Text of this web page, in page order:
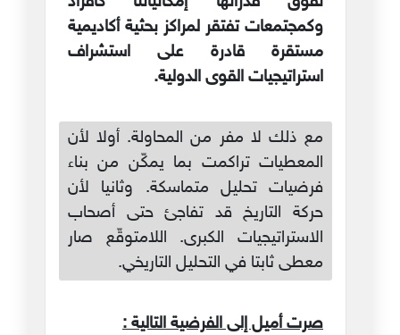
وكمجتمعات تفتقر لمراكز بحثية أكاديمية
مستقرة قادرة على استشراف
استراتيجيات القوى الدولية.
مع ذلك لا مفر من المحاولة. أولا لأن
المعطيات تراكمت بما يمكّن من بناء
فرضيات تحليل متماسكة. وثانيا لأن
حركة التاريخ قد تفاجئ حتى أصحاب
الاستراتيجيات الكبرى. اللامتوقّع صار
معطى ثابتا في التحليل التاريخي.
صرت أميل إلى الفرضية التالية :